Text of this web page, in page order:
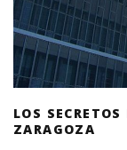
LOS
ZARAGOZA